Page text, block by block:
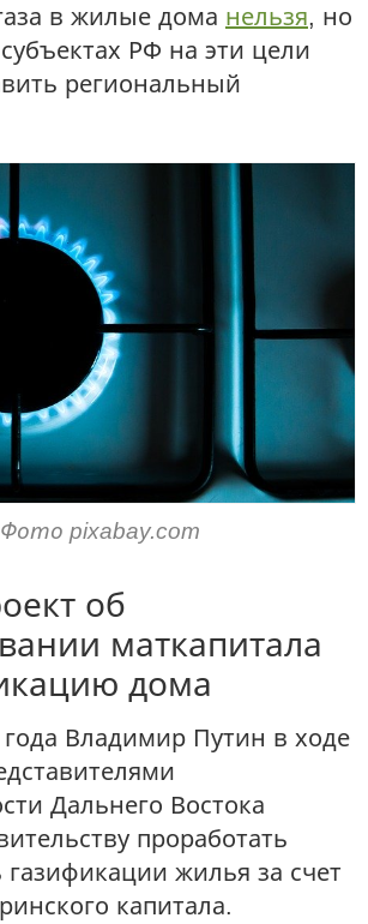
в жилые дома нельзя, но
РФ на эти цели
региональный
Фото pixabay.com
об
маткапитала
дома
Владимир Путин в ходе
Дальнего Востока
проработать
жилья за счет
капитала.